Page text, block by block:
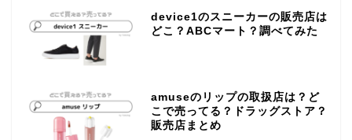
device1のスニーカーの販売店は
どこ？ABCマート？調べてみた
amuseのリップの取扱店は？ど
こで売ってる？ドラッグストア？
販売店まとめ